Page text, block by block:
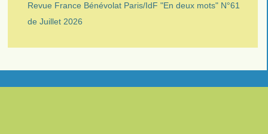
Revue France Bénévolat Paris/IdF "En deux mots" N°61
de Juillet 2026